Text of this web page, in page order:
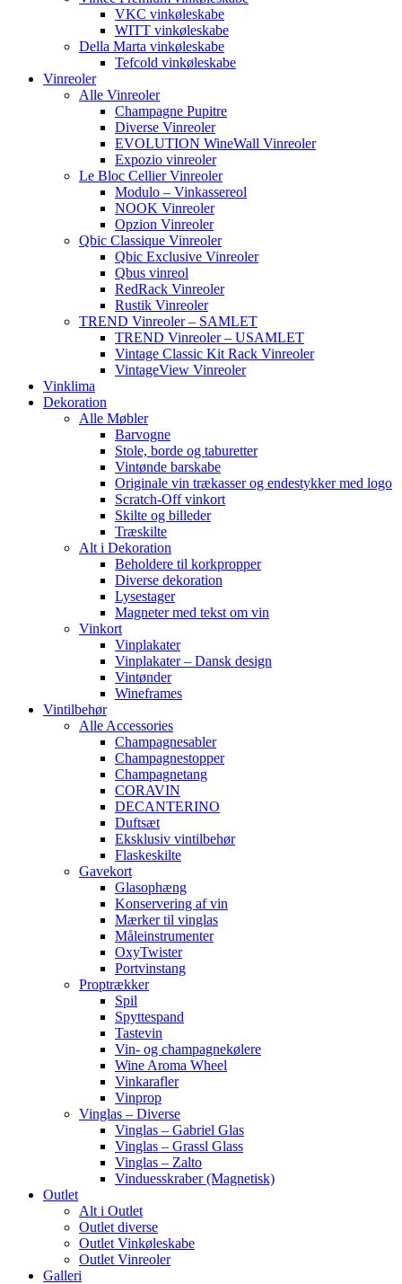
VKC vinkøleskabe
WITT vinkøleskabe
Della Marta vinkøleskabe
Tefcold vinkøleskabe
Vinreoler
Alle Vinreoler
Champagne Pupitre
Diverse Vinreoler
EVOLUTION WineWall Vinreoler
Expozio vinreoler
Le Bloc Cellier Vinreoler
Modulo – Vinkassereol
NOOK Vinreoler
Opzion Vinreoler
Qbic Classique Vinreoler
Qbic Exclusive Vinreoler
Qbus vinreol
RedRack Vinreoler
Rustik Vinreoler
TREND Vinreoler – SAMLET
TREND Vinreoler – USAMLET
Vintage Classic Kit Rack Vinreoler
VintageView Vinreoler
Vinklima
Dekoration
Alle Møbler
Barvogne
Stole, borde og taburetter
Vintønde barskabe
Originale vin trækasser og endestykker med logo
Scratch-Off vinkort
Skilte og billeder
Træskilte
Alt i Dekoration
Beholdere til korkpropper
Diverse dekoration
Lysestager
Magneter med tekst om vin
Vinkort
Vinplakater
Vinplakater – Dansk design
Vintønder
Wineframes
Vintilbehør
Alle Accessories
Champagnesabler
Champagnestopper
Champagnetang
CORAVIN
DECANTERINO
Duftsæt
Eksklusiv vintilbehør
Flaskeskilte
Gavekort
Glasophæng
Konservering af vin
Mærker til vinglas
Måleinstrumenter
OxyTwister
Portvinstang
Proptrækker
Spil
Spyttespand
Tastevin
Vin- og champagnekølere
Wine Aroma Wheel
Vinkarafler
Vinprop
Vinglas – Diverse
Vinglas – Gabriel Glas
Vinglas – Grassl Glass
Vinglas – Zalto
Vinduesskraber (Magnetisk)
Outlet
Alt i Outlet
Outlet diverse
Outlet Vinkøleskabe
Outlet Vinreoler
Galleri